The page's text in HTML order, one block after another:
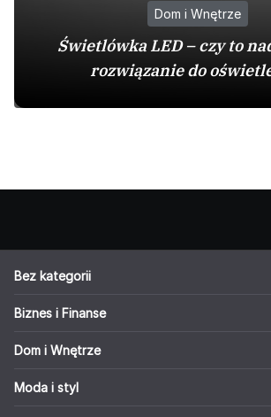
Dom i Wnętrze
Świetlówka LED – czy to
rozwiązanie do
Bez kategorii
Biznes i Finanse
Dom i Wnętrze
Moda i styl